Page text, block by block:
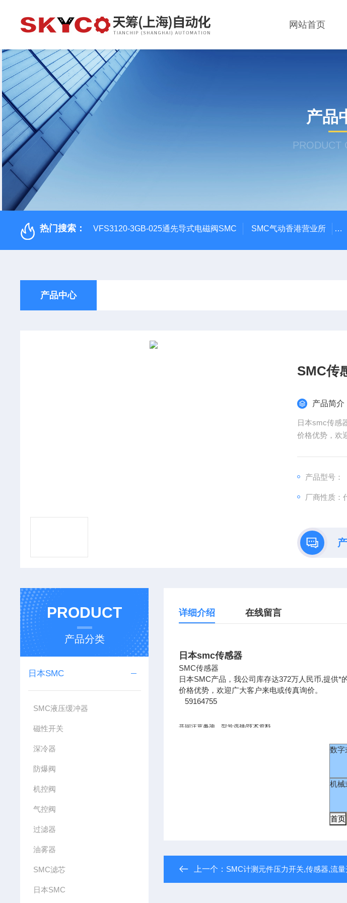
网站首页
产品
PRODUCT
热门搜索： VFS3120-3GB-025通先导式电磁阀SMC SMC气动香港营业所
产品中心
SMC传
产品简介
日本smc传感
产品型号：
厂商性质：
PRODUCT
产品分类
日本SMC
SMC液压缓冲器
磁性开关
深冷器
防爆阀
机控阀
气控阀
过滤器
油雾器
SMC滤芯
日本SMC
详细介绍 在线留言
日本smc传感器
SMC传感器
日本SMC产品，我公司库存达372万人民币,提供*
价格优势，欢迎广大客户来电或传真询价。
59164755
共同注意事项 型号选择/技术资料
数字
机械
上一个： SMC计测元件压力开关,传感器,流量